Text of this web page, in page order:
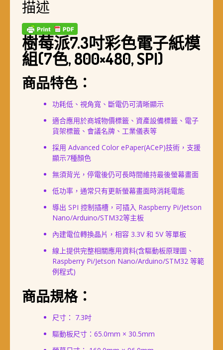
描述
樹莓派7.3吋彩色電子紙模
組(7色, 800×480, SPI)
商品特色：
功耗低、視角寬、斷電仍可清晰顯示
適合應用於商城物價標籤、資產設備標籤、電子
貨架標籤、會議名牌、工業儀表等
採用 Advanced Color ePaper(ACeP)技術，支援
顯示7種顏色
無須背光，停電後仍可長時間維持最後螢幕畫面
低功率，通常只有更新螢幕畫面時消耗電能
導出 SPI 控制插槽，可插入 Raspberry Pi/Jetson
Nano/Arduino/STM32等主板
內建電位轉換晶片，相容 3.3V 和 5V 等單板
線上提供完整相關應用資料(含驅動板原理圖、
Raspberry Pi/Jetson Nano/Arduino/STM32 等範
例程式)
商品規格：
尺寸： 7.3吋
驅動板尺寸：65.0mm × 30.5mm